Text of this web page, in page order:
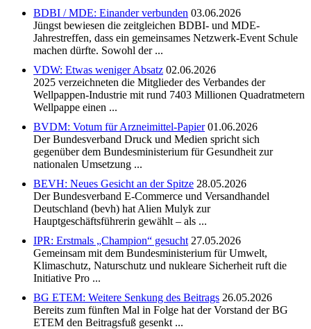
BDBI / MDE: Einander verbunden 03.06.2026
Jüngst bewiesen die zeitgleichen BDBI- und MDE-
Jahrestreffen, dass ein gemeinsames Netzwerk-Event Schule
machen dürfte. Sowohl der ...
VDW: Etwas weniger Absatz 02.06.2026
2025 verzeichneten die Mitglieder des Verbandes der
Wellpappen-Industrie mit rund 7403 Millionen Quadratmetern
Wellpappe einen ...
BVDM: Votum für Arzneimittel-Papier01.06.2026
Der Bundesverband Druck und Medien spricht sich
gegenüber dem Bundesministerium für Gesundheit zur
nationalen Umsetzung ...
BEVH: Neues Gesicht an der Spitze 28.05.2026
Der Bundesverband E-Commerce und Versandhandel
Deutschland (bevh) hat Alien Mulyk zur
Hauptgeschäftsführerin gewählt – als ...
IPR: Erstmals „Champion“ gesucht 27.05.2026
Gemeinsam mit dem Bundesministerium für Umwelt,
Klimaschutz, Naturschutz und nukleare Sicherheit ruft die
Initiative Pro ...
BG ETEM: Weitere Senkung des Beitrags 26.05.2026
Bereits zum fünften Mal in Folge hat der Vorstand der BG
ETEM den Beitragsfuß gesenkt ...